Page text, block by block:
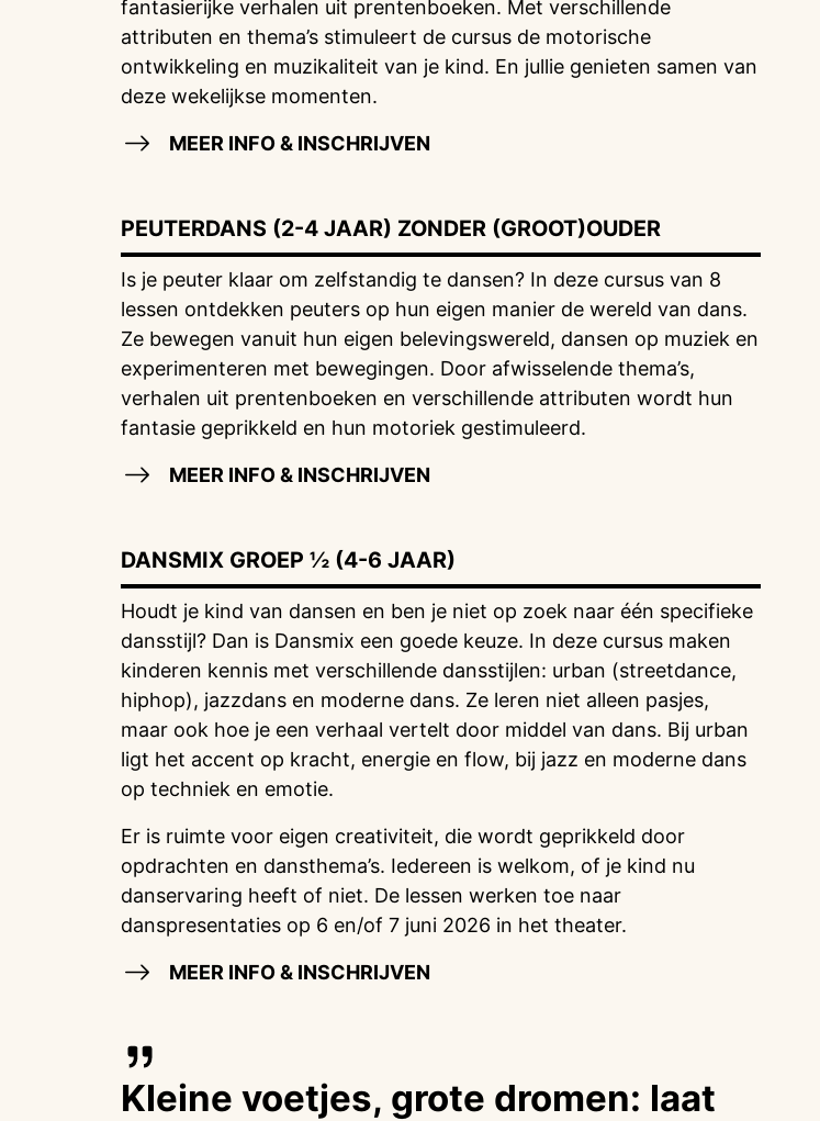
fantasierijke verhalen uit prentenboeken. Met verschillende
attributen en thema’s stimuleert de cursus de motorische
ontwikkeling en muzikaliteit van je kind. En jullie genieten samen van
deze wekelijkse momenten.
MEER INFO & INSCHRIJVEN
PEUTERDANS (2-4 JAAR) ZONDER (GROOT)OUDER
Is je peuter klaar om zelfstandig te dansen? In deze cursus van 8
lessen ontdekken peuters op hun eigen manier de wereld van dans.
Ze bewegen vanuit hun eigen belevingswereld, dansen op muziek en
experimenteren met bewegingen. Door afwisselende thema’s,
verhalen uit prentenboeken en verschillende attributen wordt hun
fantasie geprikkeld en hun motoriek gestimuleerd.
MEER INFO & INSCHRIJVEN
DANSMIX GROEP ½ (4-6 JAAR)
Houdt je kind van dansen en ben je niet op zoek naar één specifieke
dansstijl? Dan is Dansmix een goede keuze. In deze cursus maken
kinderen kennis met verschillende dansstijlen: urban (streetdance,
hiphop), jazzdans en moderne dans. Ze leren niet alleen pasjes,
maar ook hoe je een verhaal vertelt door middel van dans. Bij urban
ligt het accent op kracht, energie en flow, bij jazz en moderne dans
op techniek en emotie.
Er is ruimte voor eigen creativiteit, die wordt geprikkeld door
opdrachten en dansthema’s. Iedereen is welkom, of je kind nu
danservaring heeft of niet. De lessen werken toe naar
danspresentaties op 6 en/of 7 juni 2026 in het theater.
MEER INFO & INSCHRIJVEN
Kleine voetjes, grote dromen: laat